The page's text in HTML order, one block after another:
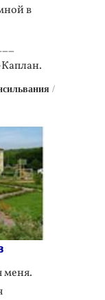
в
меня.